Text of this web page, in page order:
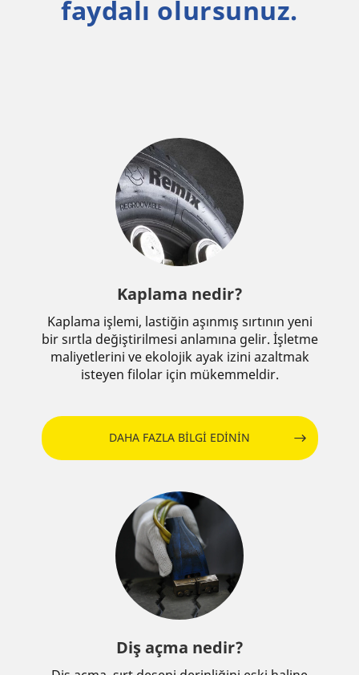
faydalı olursunuz.
Kaplama nedir?
Kaplama işlemi, lastiğin aşınmış sırtının yeni
bir sırtla değiştirilmesi anlamına gelir. İşletme
maliyetlerini ve ekolojik ayak izini azaltmak
isteyen filolar için mükemmeldir.
DAHA FAZLA BİLGİ EDİNİN
Diş açma nedir?